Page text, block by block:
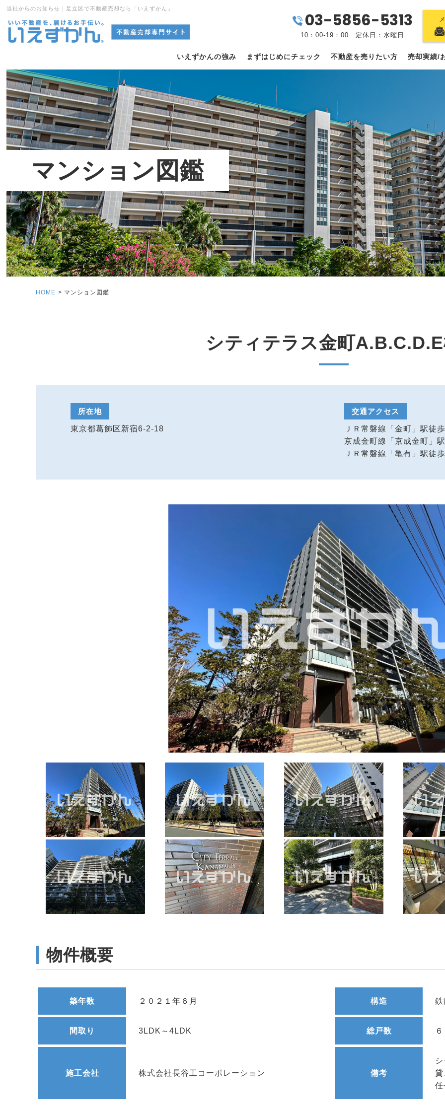
当社からのお知らせ｜足立区で不動産売却なら「いえずかん」
03-5856-5313
10：00-19：00 定休日：水曜日
いえずかんの強み まずはじめにチェック 不動産を売りたい方 売却実績/
マンション図鑑
HOME マンション図鑑
シティテラス金町
所在地
東京都葛飾区新宿6-2-18
交通アクセス
ＪＲ常磐線「金町」駅徒
京成金町線「京成金町」
ＪＲ常磐線「亀有」駅徒
物件概要
築年数 ２０２１年６月 構造 鉄
間取り 3LDK～4LDK 総戸数
施工会社 株式会社長谷工コーポレーション 備考
貸
任